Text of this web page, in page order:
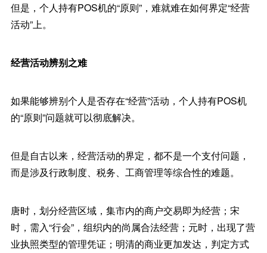
但是，个人持有POS机的“原则”，难就难在如何界定“经营
活动”上。
经营活动辨别之难
如果能够辨别个人是否存在“经营”活动，个人持有POS机
的“原则”问题就可以彻底解决。
但是自古以来，经营活动的界定，都不是一个支付问题，
而是涉及行政制度、税务、工商管理等综合性的难题。
唐时，划分经营区域，集市内的商户交易即为经营；宋
时，需入“行会”，组织内的尚属合法经营；元时，出现了营
业执照类型的管理凭证；明清的商业更加发达，判定方式